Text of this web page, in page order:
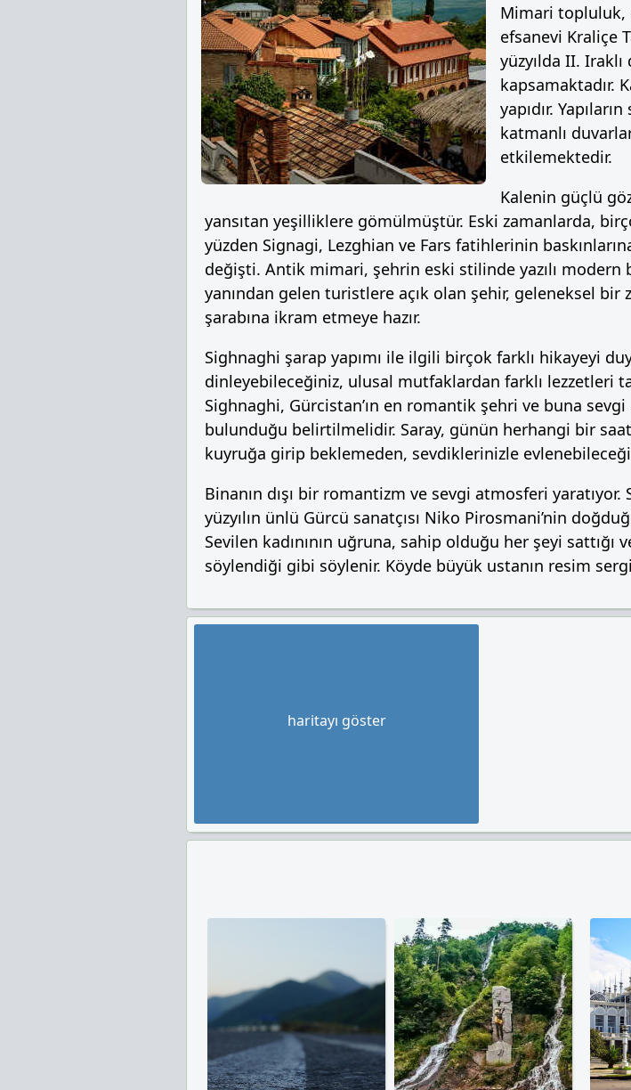
Mimari topluluk,
efsanevi Kraliçe
yüzyılda II.
kapsamaktadır.
yapıdır.
katmanlı
etkilemektedir.
Kalenin güçlü
yansıtan yeşilliklere gömülmüştür. Eski zamanlarda,
yüzden Signagi, Lezghian ve Fars fatihlerinin
değişti. Antik mimari, şehrin eski stilinde yazılı
yanından gelen turistlere açık olan şehir, geleneksel bir
şarabına ikram etmeye hazır.
Sighnaghi şarap yapımı ile ilgili birçok farklı hikayeyi
dinleyebileceğiniz, ulusal mutfaklardan farklı lezzetleri
Sighnaghi, Gürcistan’ın en romantik şehri ve buna
bulunduğu belirtilmelidir. Saray, günün herhangi bir
kuyruğa girip beklemeden, sevdiklerinizle
Binanın dışı bir romantizm ve sevgi atmosferi
yüzyılın ünlü Gürcü sanatçısı Niko Pirosmani’nin
Sevilen kadınının uğruna, sahip olduğu her şeyi sattığı
söylendiği gibi söylenir. Köyde büyük ustanın resim
haritayı göster